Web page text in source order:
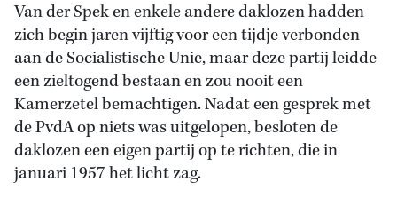
Van der Spek en enkele andere daklozen hadden
zich begin jaren vijftig voor een tijdje verbonden
aan de Socialistische Unie, maar deze partij leidde
een zieltogend bestaan en zou nooit een
Kamerzetel bemachtigen. Nadat een gesprek met
de PvdA op niets was uitgelopen, besloten de
daklozen een eigen partij op te richten, die in
januari 1957 het licht zag.